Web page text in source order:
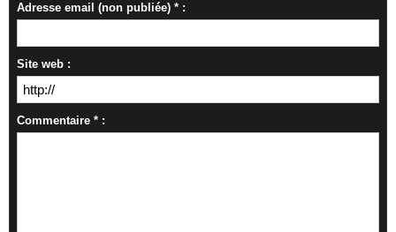
Adresse email (non publiée) * :
Site web :
Commentaire * :